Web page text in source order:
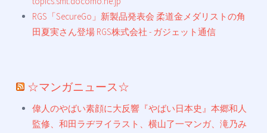
RGS「SecureGo」新製品発表会 柔道金メダリストの角
田夏実さん登場 RGS株式会社 - ガジェット通信
☆マンガニュース☆
偉人のやばい素顔に大反響『やばい日本史』本郷和人
監修、和田ラヂヲイラスト、横山了一マンガ、滝乃み